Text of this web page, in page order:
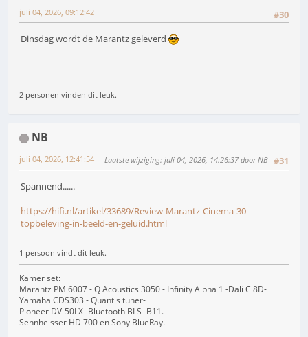
#30
juli 04, 2026, 09:12:42
Dinsdag wordt de Marantz geleverd
2 personen vinden dit leuk.
NB
#31
juli 04, 2026, 12:41:54 Laatste wijziging: juli 04, 2026, 14:26:37 door NB
Spannend......
https://hifi.nl/artikel/33689/Review-Marantz-Cinema-30-
topbeleving-in-beeld-en-geluid.html
1 persoon vindt dit leuk.
Kamer set:
Marantz PM 6007 - Q Acoustics 3050 - Infinity Alpha 1 -Dali C 8D-
Yamaha CDS303 - Quantis tuner-
Pioneer DV-50LX- Bluetooth BLS- B11.
Sennheisser HD 700 en Sony BlueRay.